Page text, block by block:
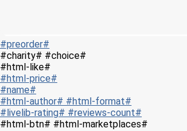
#preorder#
#charity# #choice#
#html-like#
#html-price#
#name#
#html-author# #html-format#
#livelib-rating# #reviews-count#
#html-btn# #html-marketplaces#